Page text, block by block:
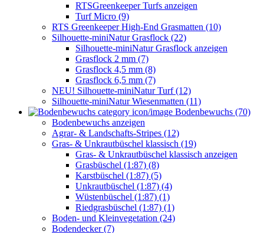
RTSGreenkeeper Turfs anzeigen
Turf Micro (9)
RTS Greenkeeper High-End Grasmatten (10)
Silhouette-miniNatur Grasflock (22)
Silhouette-miniNatur Grasflock anzeigen
Grasflock 2 mm (7)
Grasflock 4,5 mm (8)
Grasflock 6,5 mm (7)
NEU! Silhouette-miniNatur Turf (12)
Silhouette-miniNatur Wiesenmatten (11)
Bodenbewuchs (70)
Bodenbewuchs anzeigen
Agrar- & Landschafts-Stripes (12)
Gras- & Unkrautbüschel klassisch (19)
Gras- & Unkrautbüschel klassisch anzeigen
Grasbüschel (1:87) (8)
Karstbüschel (1:87) (5)
Unkrautbüschel (1:87) (4)
Wüstenbüschel (1:87) (1)
Riedgrasbüschel (1:87) (1)
Boden- und Kleinvegetation (24)
Bodendecker (7)